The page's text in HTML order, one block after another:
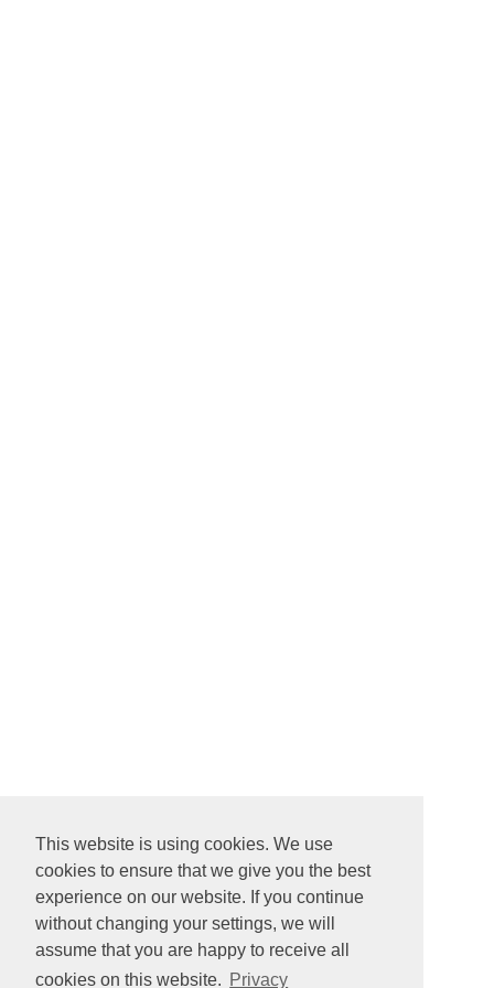
This website is using cookies. We use
cookies to ensure that we give you the best
experience on our website. If you continue
without changing your settings, we will
assume that you are happy to receive all
cookies on this website. Privacy